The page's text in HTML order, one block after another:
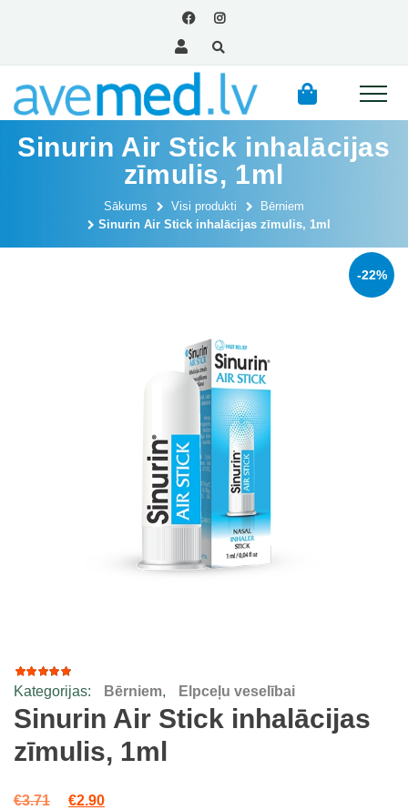
Sinurin Air Stick inhalācijas
zīmulis, 1ml
Sākums Visi produkti
Bērniem
Sinurin Air Stick inhalācijas zīmulis, 1ml
-22%
Rated
5.00
of 5
based
on
16
Kategorijas: Bērniem, Elpceļu veselībai
Sinurin Air Stick inhalācijas
zīmulis, 1ml
€3.71 Original price was: €3.71.
€2.90Current price is: €2.90.